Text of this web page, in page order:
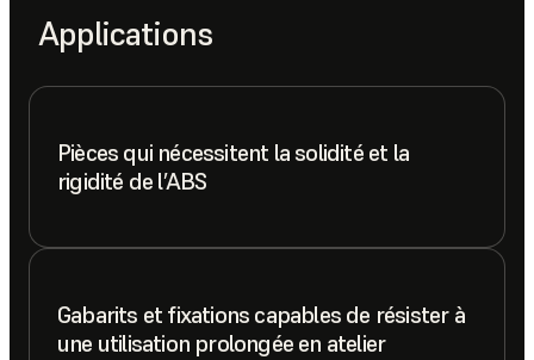
Applications
Pièces qui nécessitent la solidité et la
rigidité de l’ABS
Gabarits et fixations capables de résister à
une utilisation prolongée en atelier